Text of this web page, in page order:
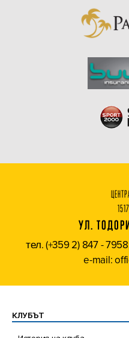
УЛ.
тел. (+359 2) 847 -
e-mail:
КЛУБЪТ